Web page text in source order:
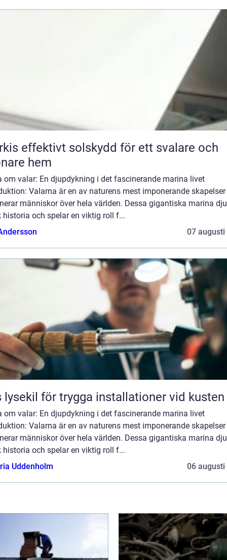
för ett svalare och
hem
om valar: En djupdykning i det fascinerande marina livet
Valarna är en av naturens mest imponerande
människor över hela världen. Dessa gigantiska marina
historia och spelar en viktig roll f...
07 augusti
lysekil för trygga installationer vid kusten
om valar: En djupdykning i det fascinerande marina livet
Valarna är en av naturens mest imponerande
människor över hela världen. Dessa gigantiska marina
historia och spelar en viktig roll f...
Uddenholm
06 augusti